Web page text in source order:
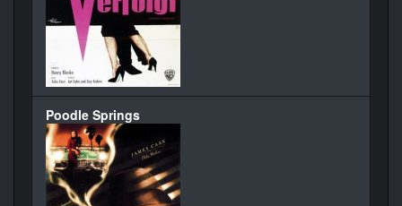
Poodle Springs